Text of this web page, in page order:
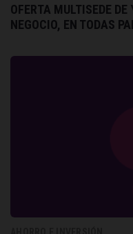
OFERTA MULTISEDE
NEGOCIO, EN TODAS